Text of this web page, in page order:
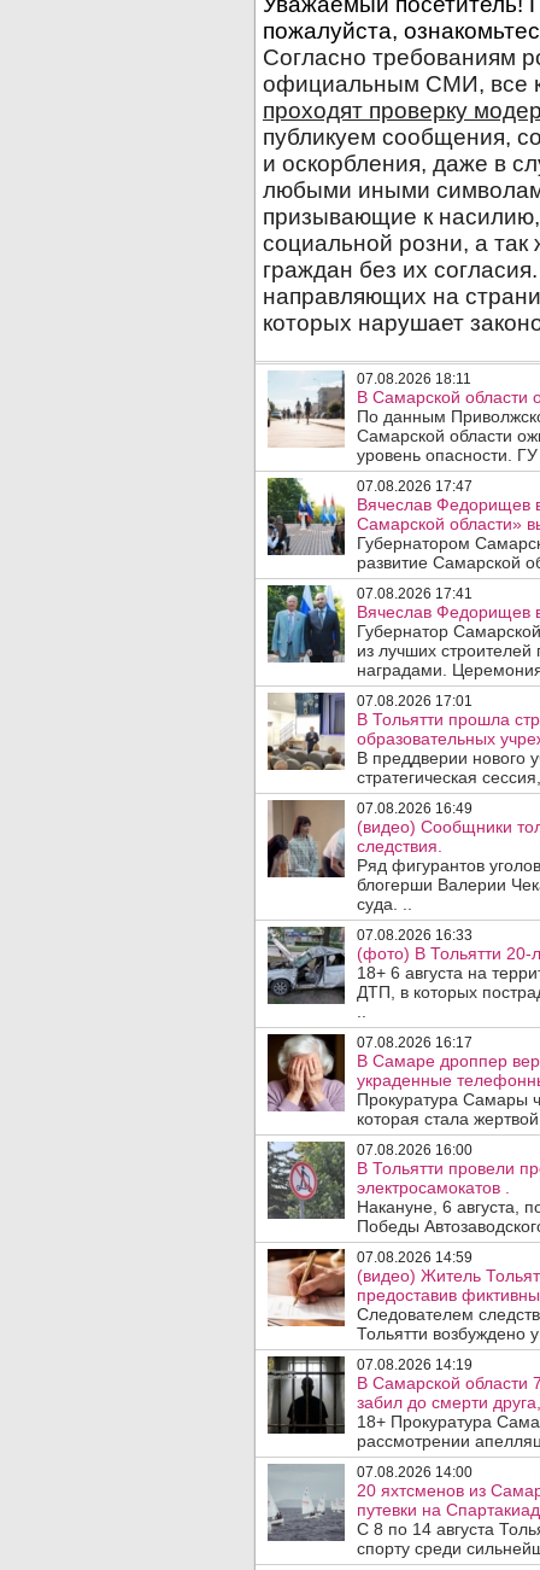
07.08.2026 18:11
В Самарской области
По данным
Самарской области
уровень опасности.
07.08.2026 17:47
Вячеслав Федорищев
Самарской области»
Губернатором
развитие Самарской
07.08.2026 17:41
Вячеслав Федорищев
Губернатор
из лучших
наградами.
07.08.2026 17:01
В Тольятти прошла
образовательных
В преддверии нового
стратегическая
07.08.2026 16:49
(видео) Сообщники
следствия.
Ряд фигурантов
блогерши Валерии
суда. ..
07.08.2026 16:33
(фото) В Тольятти 20-
18+ 6 августа на
ДТП, в которых
07.08.2026 16:17
В Самаре дроппер
украденные
Прокуратура Самары
которая стала
07.08.2026 16:00
В Тольятти провели
электросамокатов .
Накануне, 6 августа,
Победы
07.08.2026 14:59
(видео) Житель
предоставив
Следователем
Тольятти возбуждено
07.08.2026 14:19
В Самарской области
забил до смерти
18+ Прокуратура
рассмотрении
07.08.2026 14:00
20 яхтсменов из
путевки на
С 8 по 14 августа
спорту среди